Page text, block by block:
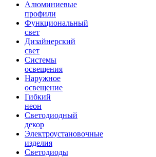
Алюминиевые
профили
Функциональный
свет
Дизайнерский
свет
Системы
освещения
Наружное
освещение
Гибкий
неон
Светодиодный
декор
Электроустановочные
изделия
Светодиоды